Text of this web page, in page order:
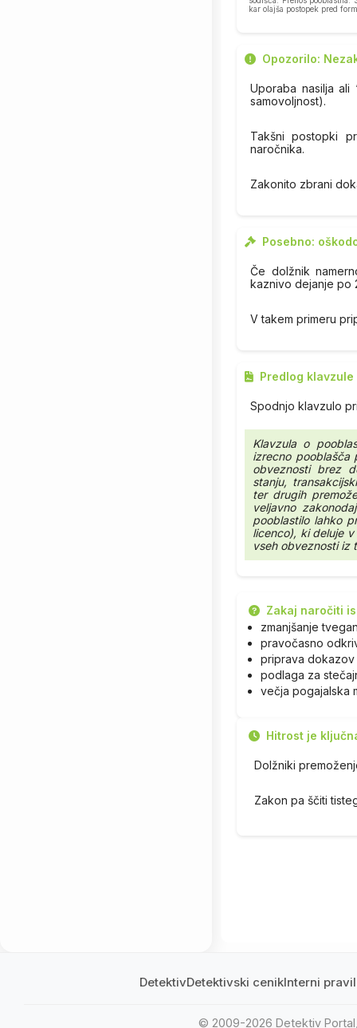
kar olajša postopek pred
Opozorilo:
Uporaba nasilja ali
samovoljnost).
Takšni postopki
naročnika.
Zakonito zbrani
Posebno:
Če dolžnik
kaznivo dejanje po
V takem primeru
Predlog
Spodnjo klavzulo
Klavzula o
izrecno pooblašča
obveznosti brez
stanju,
ter drugih
veljavno
pooblastilo lahko
licenco), ki deluje
vseh obveznosti iz
Zakaj naročiti
zmanjšanje
pravočasno
priprava
podlaga za
večja pogajalska
Hitrost je
Dolžniki
Zakon pa ščiti
DetektivDetektivski cenikInterni
© 2009-2026 Detektiv